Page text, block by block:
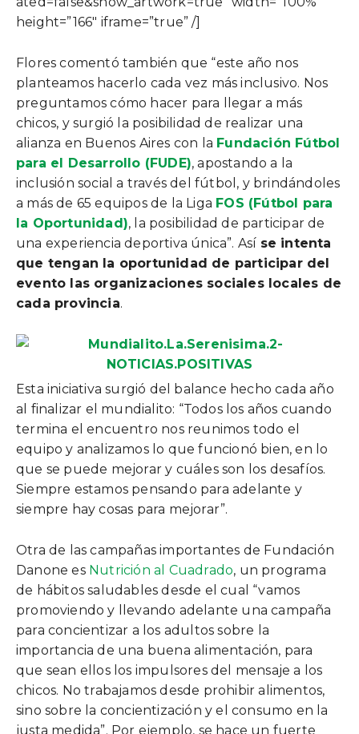
height=”166″ iframe=”true” /]
Flores comentó también que “este año nos
planteamos hacerlo cada vez más inclusivo. Nos
preguntamos cómo hacer para llegar a más
chicos, y surgió la posibilidad de realizar una
alianza en Buenos Aires con la Fundación Fútbol
para el Desarrollo (FUDE), apostando a la
inclusión social a través del fútbol, y brindándoles
a más de 65 equipos de la Liga FOS (Fútbol para
la Oportunidad), la posibilidad de participar de
una experiencia deportiva única”. Así se intenta
que tengan la oportunidad de participar del
evento las organizaciones sociales locales de
cada provincia.
Esta iniciativa surgió del balance hecho cada año
al finalizar el mundialito: “Todos los años cuando
termina el encuentro nos reunimos todo el
equipo y analizamos lo que funcionó bien, en lo
que se puede mejorar y cuáles son los desafíos.
Siempre estamos pensando para adelante y
siempre hay cosas para mejorar”.
Otra de las campañas importantes de Fundación
Danone es Nutrición al Cuadrado, un programa
de hábitos saludables desde el cual “vamos
promoviendo y llevando adelante una campaña
para concientizar a los adultos sobre la
importancia de una buena alimentación, para
que sean ellos los impulsores del mensaje a los
chicos. No trabajamos desde prohibir alimentos,
sino sobre la concientización y el consumo en la
justa medida”. Por ejemplo, se hace un fuerte